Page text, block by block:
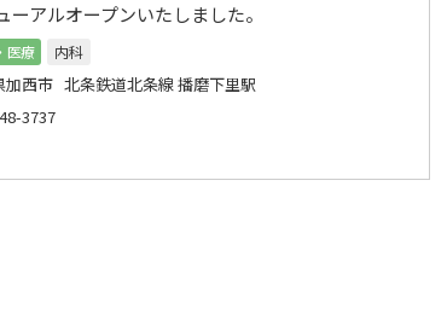
ーアルオープンいたしました。
医療
内科
加西市 北条鉄道北条線 播磨下里駅
3737